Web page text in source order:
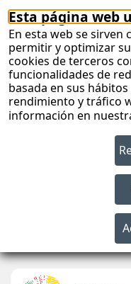
Esta página web
En esta web se sirven
permitir y optimizar
cookies de terceros
funcionalidades de
basada en sus
rendimiento y tráfico
información en